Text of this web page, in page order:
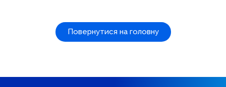
Повернутися на головну